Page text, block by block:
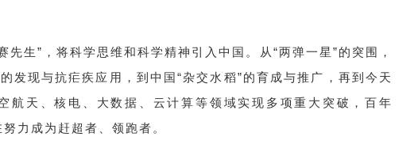
先生”，将科学思维和科学精神引入中国。从“两弹一星”的突围，
发现与抗疟疾应用，到中国“杂交水稻”的育成与推广，再到今天
航天、核电、大数据、云计算等领域实现多项重大突破，百年
力成为赶超者、领跑者。